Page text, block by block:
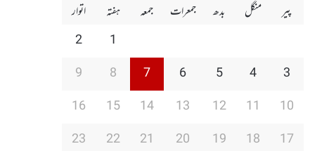
پیر
منگل بدھ جمعرات جمعہ ہفتہ
اتوار
1
2
3
4
5
6
7
8
9
10
11
12
13
14
15
16
17
18
19
20
21
22
23